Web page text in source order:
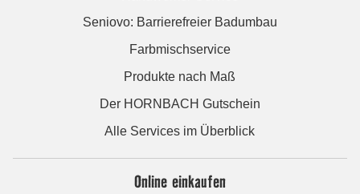
Seniovo: Barrierefreier Badumbau
Farbmischservice
Produkte nach Maß
Der HORNBACH Gutschein
Alle Services im Überblick
Online einkaufen